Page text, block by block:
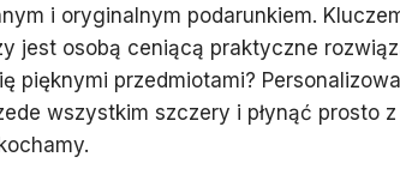
i oryginalnym podarunkiem.
jest osobą ceniącą praktyczne
pięknymi przedmiotami?
wszystkim szczery i płynąć prosto